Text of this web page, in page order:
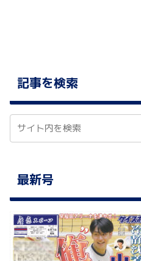
記事を検索
最新号